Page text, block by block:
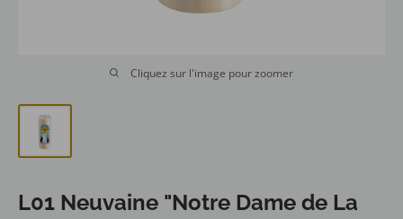
Cliquez sur l'image pour zoomer
L01 Neuvaine "Notre Dame de La